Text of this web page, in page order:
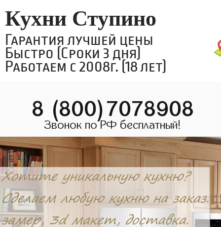
Кухни Ступино
Гарантия лучшей цены
Быстро (Сроки 3 дня)
Работаем с 2008г. (18 лет)
8 (800)7078908
Звонок по РФ бесплатный!